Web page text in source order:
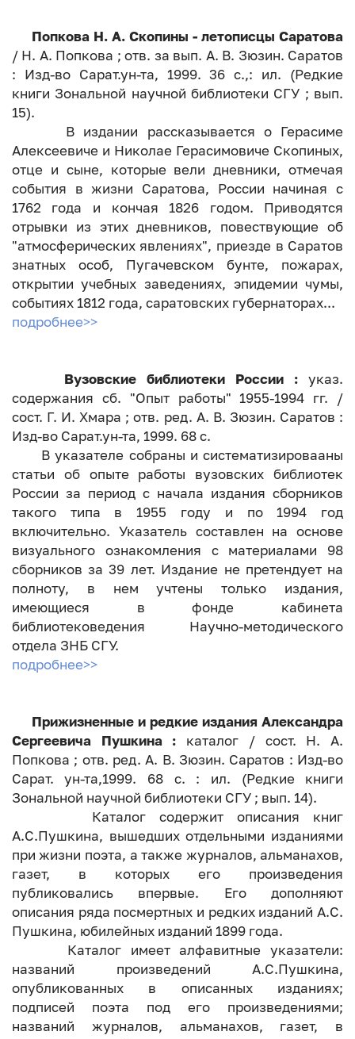
Попкова Н. А. Скопины - летописцы Саратова
/ Н. А. Попкова ; отв. за вып. А. В. Зюзин. Саратов
: Изд-во Сарат.ун-та, 1999. 36 с.,: ил. (Редкие
книги Зональной научной библиотеки СГУ ; вып.
15).
В издании рассказывается о Герасиме
Алексеевиче и Николае Герасимовиче Скопиных,
отце и сыне, которые вели дневники, отмечая
события в жизни Саратова, России начиная с
1762 года и кончая 1826 годом. Приводятся
отрывки из этих дневников, повествующие об
"атмосферических явлениях", приезде в Саратов
знатных особ, Пугачевском бунте, пожарах,
открытии учебных заведениях, эпидемии чумы,
событиях 1812 года, саратовских губернаторах...
подробнее>>
Вузовские библиотеки России :указ.
содержания сб. "Опыт работы" 1955-1994 гг. /
сост. Г. И. Хмара ; отв. ред. А. В. Зюзин. Саратов :
Изд-во Сарат.ун-та, 1999. 68 с.
В указателе собраны и систематизировааны
статьи об опыте работы вузовских библиотек
России за период с начала издания сборников
такого типа в 1955 году и по 1994 год
включительно. Указатель составлен на основе
визуального ознакомления с материалами 98
сборников за 39 лет. Издание не претендует на
полноту, в нем учтены только издания,
имеющиеся в фонде кабинета
библиотековедения Научно-методического
отдела ЗНБ СГУ.
подробнее>>
Прижизненные и редкие издания Александра
Сергеевича Пушкина : каталог / сост. Н. А.
Попкова ; отв. ред. А. В. Зюзин. Саратов : Изд-во
Сарат. ун-та,1999. 68 с. : ил. (Редкие книги
Зональной научной библиотеки СГУ ; вып. 14).
Каталог содержит описания книг
А.С.Пушкина, вышедших отдельными изданиями
при жизни поэта, а также журналов, альманахов,
газет, в которых его произведения
публиковались впервые. Его дополняют
описания ряда посмертных и редких изданий А.С.
Пушкина, юбилейных изданий 1899 года.
Каталог имеет алфавитные указатели:
названий произведений А.С.Пушкина,
опубликованных в описанных изданиях;
подписей поэта под его произведениями;
названий журналов, альманахов, газет, в